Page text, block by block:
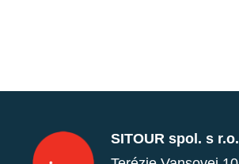
SITOUR spol. s r.o.